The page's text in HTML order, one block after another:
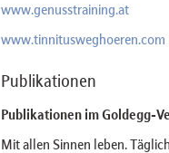
www.genusstraining.at
www.tinnitusweghoeren.com
Publikationen
Publikationen im Goldegg-
Mit allen Sinnen leben.